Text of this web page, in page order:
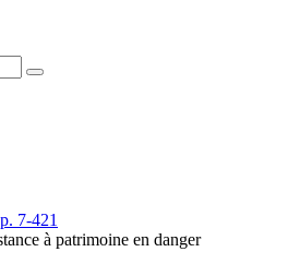
7-421
à patrimoine en danger